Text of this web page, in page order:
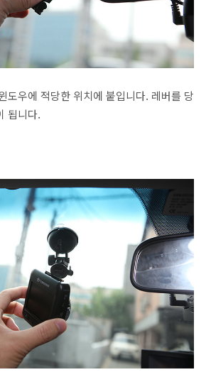
도우에 적당한 위치에 붙입니다. 레버를 당
됩니다.